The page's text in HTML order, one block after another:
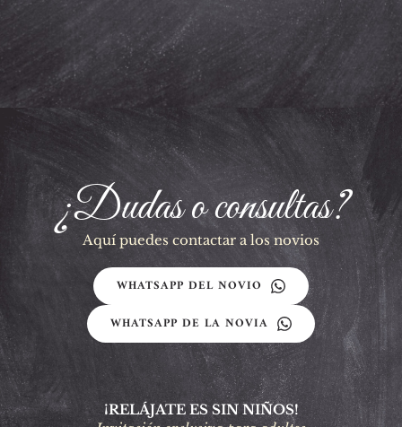
¿Dudas o consultas?
Aquí puedes contactar a los novios
WHATSAPP DEL NOVIO
WHATSAPP DE LA NOVIA
¡RELÁJATE ES SIN NIÑOS!